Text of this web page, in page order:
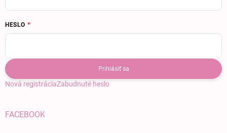
HESLO
Prihlásiť sa
Nová registráciaZabudnuté heslo
FACEBOOK